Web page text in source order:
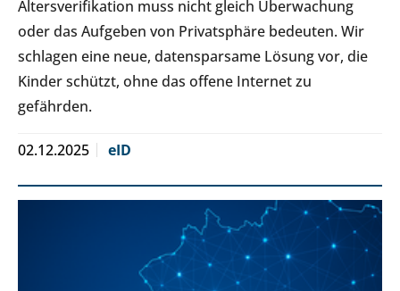
Altersverifikation muss nicht gleich Überwachung
oder das Aufgeben von Privatsphäre bedeuten. Wir
schlagen eine neue, datensparsame Lösung vor, die
Kinder schützt, ohne das offene Internet zu
gefährden.
02.12.2025 eID